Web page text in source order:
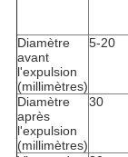
Diamètre
avant
l'expulsion
(millimètres)
5-20
Diamètre
après
l'expulsion
(millimètres)
30